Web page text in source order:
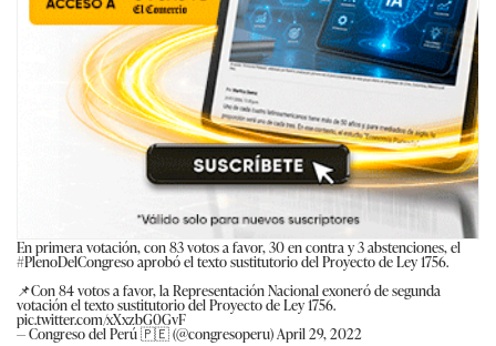
En primera votación, con 83 votos a favor, 30 en contra y 3 abstenciones, el
#PlenoDelCongresoaprobó el texto sustitutorio del Proyecto de Ley 1756.
📌Con 84 votos a favor, la Representación Nacional exoneró de segunda
votación el texto sustitutorio del Proyecto de Ley 1756.
pic.twitter.com/xXxzbG0GvF
— Congreso del Perú 🇵🇪 (@congresoperu)April 29, 2022